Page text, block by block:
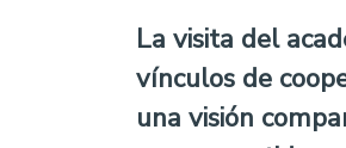
La visita del
vínculos de
una visión